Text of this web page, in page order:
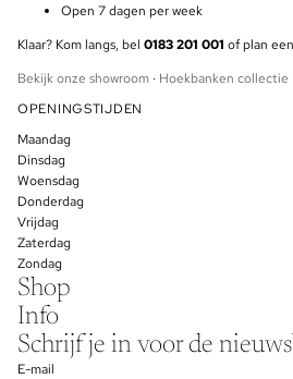
Open 7 dagen per week
Klaar? Kom langs, bel 0183 201 001 of plan
Bekijk onze showroom · Hoekbanken collectie
OPENINGSTIJDEN
Maandag
Dinsdag
Woensdag
Donderdag
Vrijdag
Zaterdag
Zondag
Shop
Info
Schrijf je in voor de
E-mail